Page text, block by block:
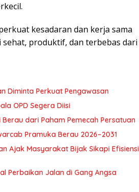
kesadaran dan kerja sama
produktif, dan terbebas dari
Diminta Perkuat Pengawasan
OPD Segera Diisi
dari Paham Pemecah Persatuan
Pramuka Berau 2026–2031
Ajak Masyarakat Bijak Sikapi Efisiensi
Perbaikan Jalan di Gang Angsa